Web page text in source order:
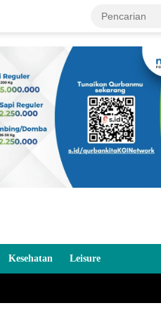
Kesehatan Leisure